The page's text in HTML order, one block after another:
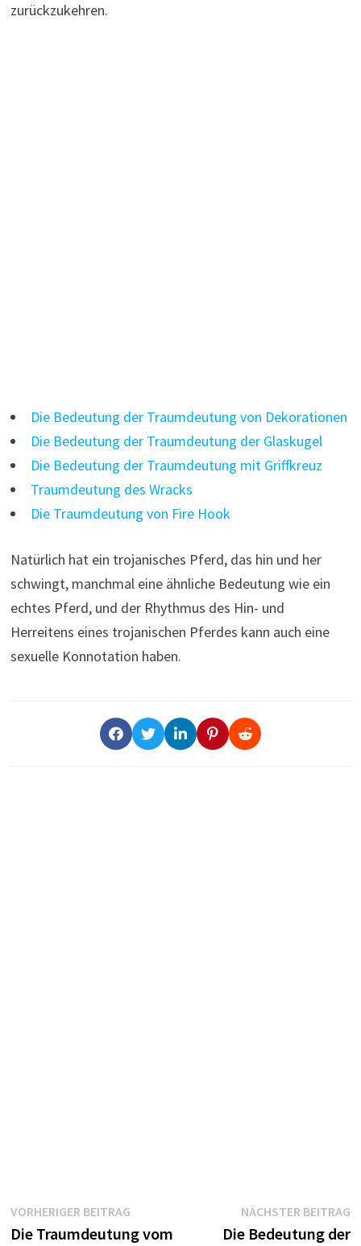
zurückzukehren.
Die Bedeutung der Traumdeutung von Dekorationen
Die Bedeutung der Traumdeutung der Glaskugel
Die Bedeutung der Traumdeutung mit Griffkreuz
Traumdeutung des Wracks
Die Traumdeutung von Fire Hook
Natürlich hat ein trojanisches Pferd, das hin und her
schwingt, manchmal eine ähnliche Bedeutung wie ein
echtes Pferd, und der Rhythmus des Hin- und
Herreitens eines trojanischen Pferdes kann auch eine
sexuelle Konnotation haben.
Beitragsnavigation
VORHERIGER BEITRAGVorheriger
Beitrag:
Die Traumdeutung vom
NÄCHSTER BEITRAG
Die Bedeutung der